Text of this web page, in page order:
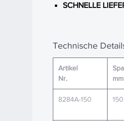
SCHNELLE
Technische
Artikel
Nr.
mm
8284A-150 150